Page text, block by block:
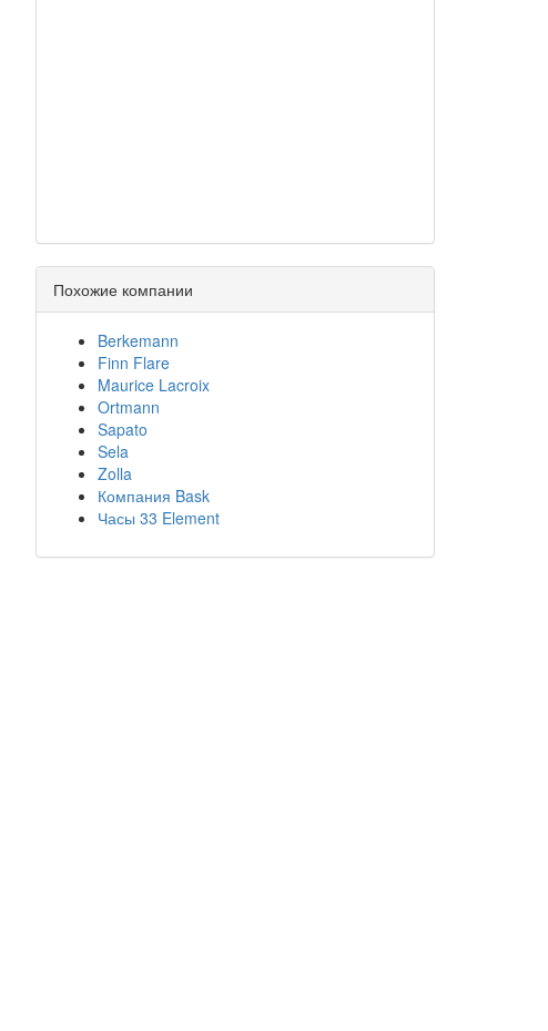
Похожие компании
Berkemann
Finn Flare
Maurice Lacroix
Ortmann
Sapato
Sela
Zolla
Компания Bask
Часы 33 Element